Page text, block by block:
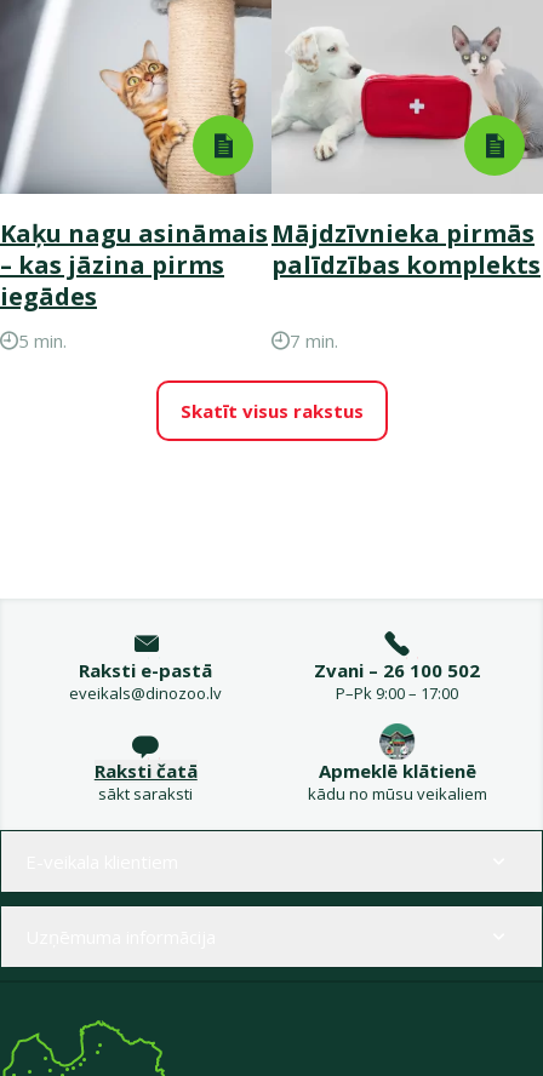
Kaķu nagu asināmais
– kas jāzina pirms
iegādes
5 min.
Mājdzīvnieka pirmās
palīdzības komplekts
7 min.
Skatīt visus rakstus
Raksti e-pastā
eveikals@dinozoo.lv
Zvani – 26 100 502
P–Pk 9:00 – 17:00
Raksti čatā
sākt saraksti
Apmeklē klātienē
kādu no mūsu veikaliem